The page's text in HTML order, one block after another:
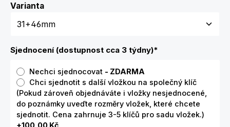
VariantaZvolte variantu
Sjednocení (dostupnost cca 3 týdny)*
Nechci sjednocovat - ZDARMA
Chci sjednotit s další vložkou na společný klíč
(Pokud zároveň objednáváte i vložky nesjednocené,
do poznámky uveďte rozměry vložek, které chcete
sjednotit. Cena zahrnuje 3-5 klíčů pro sadu vložek.)
+100,00 Kč